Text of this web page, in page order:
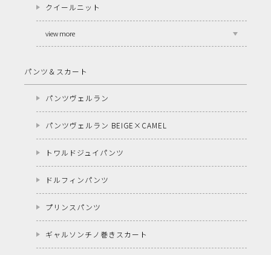
クイールニット
view more
パンツ＆スカート
パンツヴェルラン
パンツヴェルラン BEIGE×CAMEL
トワルドジュイパンツ
ドルフィンパンツ
プリンスパンツ
ギャルソンチノ巻きスカート